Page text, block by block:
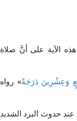
دلت هذه الآية على أنَّ صلاة
وَعِشْرِينَ دَرَجَةً» رواه
حدوث البرد الشديد